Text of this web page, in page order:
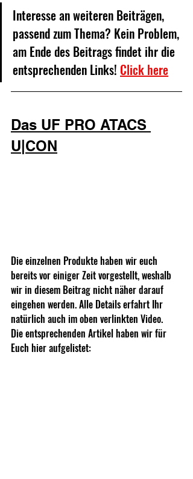
Interesse an weiteren Beiträgen,
passend zum Thema? Kein Problem,
am Ende des Beitrags findet ihr die
entsprechenden Links! Click here
Das UF PRO ATACS
U|CON
Die einzelnen Produkte haben wir euch
bereits vor einiger Zeit vorgestellt, weshalb
wir in diesem Beitrag nicht näher darauf
eingehen werden. Alle Details erfahrt Ihr
natürlich auch im oben verlinkten Video.
Die entsprechenden Artikel haben wir für
Euch hier aufgelistet: